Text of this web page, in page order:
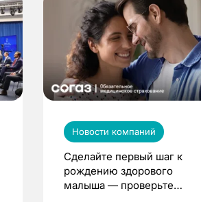
Новости компаний
Сделайте первый шаг к
рождению здорового
малыша — проверьте